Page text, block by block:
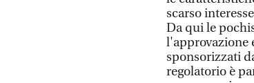
scarso
Da qui le
l'approvazione
sponsorizzati
regolatorio è